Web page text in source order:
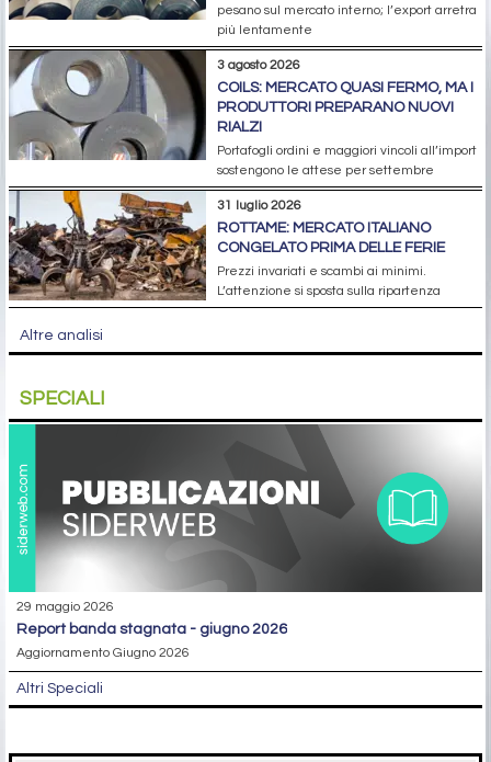
pesano sul mercato interno; l’export arretra
più lentamente
3 agosto 2026
COILS: MERCATO QUASI FERMO, MA I
PRODUTTORI PREPARANO NUOVI
RIALZI
Portafogli ordini e maggiori vincoli all’import
sostengono le attese per settembre
31 luglio 2026
ROTTAME: MERCATO ITALIANO
CONGELATO PRIMA DELLE FERIE
Prezzi invariati e scambi ai minimi.
L’attenzione si sposta sulla ripartenza
Altre analisi
SPECIALI
29 maggio 2026
report banda stagnata - giugno 2026
Aggiornamento Giugno 2026
Altri Speciali